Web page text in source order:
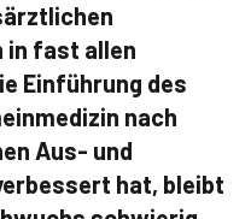
in fast allen
Einführung des
nach
Aus- und
hat, bleibt